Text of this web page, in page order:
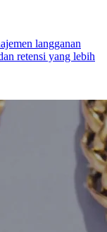
langganan
retensi yang lebih